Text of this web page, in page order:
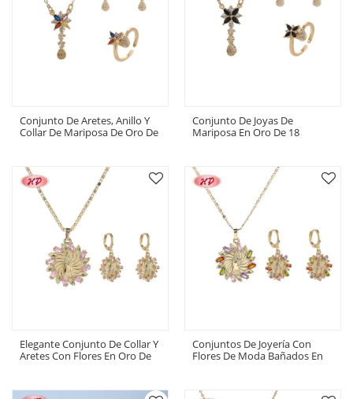
Conjunto De Aretes, Anillo Y
Collar De Mariposa De Oro De
Regalar
Conjunto De Joyas De
Mariposa En Oro De 18
Por Mayor
Elegante Conjunto De Collar Y
Aretes Con Flores En Oro De
Mujer
Conjuntos De Joyería Con
Flores De Moda Bañados En
Aleación De Cobre